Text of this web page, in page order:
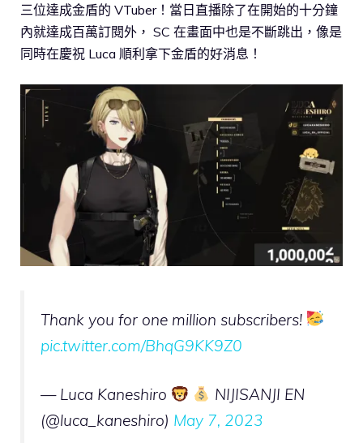
三位達成金盾的 VTuber！當日直播除了在開始的十分鐘
內就達成百萬訂閱外， SC 在畫面中也是不斷跳出，像是
同時在慶祝 Luca 順利拿下金盾的好消息！
Thank you for one million subscribers!
pic.twitter.com/BhqG9KK9Z0
— Luca Kaneshiro
NIJISANJI EN
(@luca_kaneshiro) May 7, 2023